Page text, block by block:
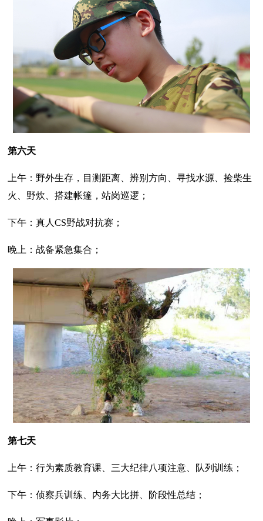
第六天
上午：野外生存，目测距离、辨别方向、寻找水源、捡柴生
火、野炊、搭建帐篷，站岗巡逻；
下午：真人CS野战对抗赛；
晚上：战备紧急集合；
第七天
上午：行为素质教育课、三大纪律八项注意、队列训练；
下午：侦察兵训练、内务大比拼、阶段性总结；